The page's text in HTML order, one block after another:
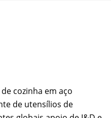
cozinha em aço
de utensílios de